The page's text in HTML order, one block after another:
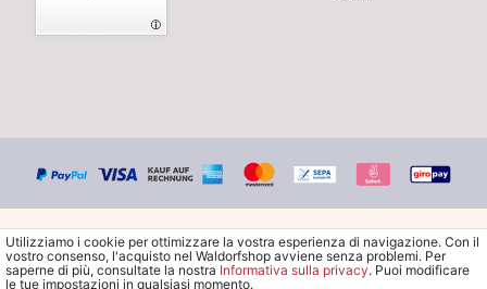
Utilizziamo i cookie per ottimizzare la vostra esperienza di navigazione. Con il
vostro consenso, l'acquisto nel Waldorfshop avviene senza problemi. Per
saperne di più, consultate la nostra Informativa sulla privacy. Puoi modificare
le tue impostazioni in qualsiasi momento.